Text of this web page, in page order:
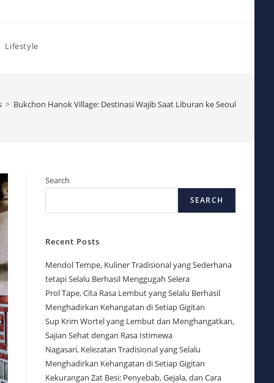
Lifestyle
> Bukchon Hanok Village: Destinasi Wajib Saat Liburan ke Seoul
Search
SEARCH
Recent Posts
Mendol Tempe, Kuliner Tradisional yang Sederhana
tetapi Selalu Berhasil Menggugah Selera
Prol Tape, Cita Rasa Lembut yang Selalu Berhasil
Menghadirkan Kehangatan di Setiap Gigitan
Sup Krim Wortel yang Lembut dan Menghangatkan,
Sajian Sehat dengan Rasa Istimewa
Nagasari, Kelezatan Tradisional yang Selalu
Menghadirkan Kehangatan di Setiap Gigitan
Kekurangan Zat Besi: Penyebab, Gejala, dan Cara